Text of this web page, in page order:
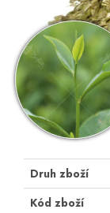
Druh zboží
Kód zboží